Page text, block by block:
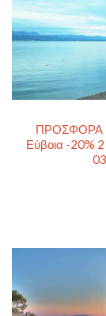
ΠΡΟΣΦΟΡΑ
Εύβοια -20%